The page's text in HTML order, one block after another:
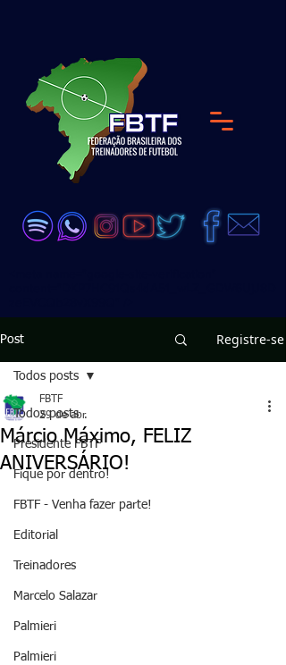
Post Registre-se
Todos posts
Presidente FBTF
Fique por dentro!
FBTF - Venha fazer parte!
Editorial
Treinadores
Marcelo Salazar
Palmieri
Palmieri
Todos posts
Márcio Máximo, FELIZ
ANIVERSÁRIO!
FBTF
29 de abr.